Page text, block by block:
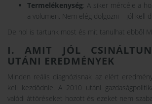
Termelékenység: A siker mércéje a
a volumen. Nem elég dolgozni – jól kell
De hol is tartunk most és mit tanulhat ebből
I. AMIT JÓL
UTÁNI EREDMÉNYEK
Minden reális diagnózisnak az elért
kell kezdődnie. A 2010 utáni
valódi áttöréseket hozott és ezeket nem